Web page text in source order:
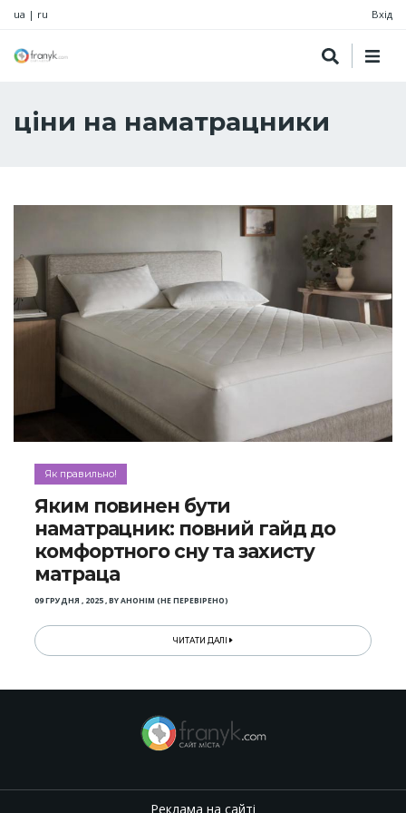
ua | ru Вхід
ціни на наматрацники
Як правильно!
Яким повинен бути
наматрацник: повний гайд до
комфортного сну та захисту
матраца
09 ГРУДНЯ , 2025,BYАНОНІМ (НЕ ПЕРЕВІРЕНО)
ЧИТАТИ ДАЛІ
Реклама на сайті